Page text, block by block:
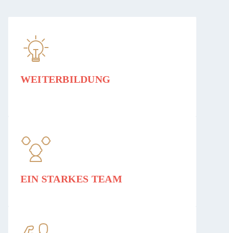
WEITERBILDUNG
EIN STARKES TEAM